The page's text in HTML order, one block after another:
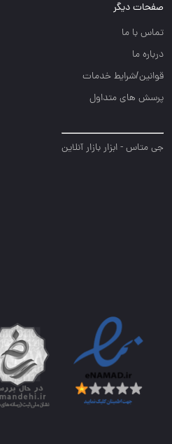
صفحات دیگر
تماس با ما
درباره ما
قوانین/شرایط خدمات
پرسش های متداول
جی متاس - ابزار بازار آنلاین